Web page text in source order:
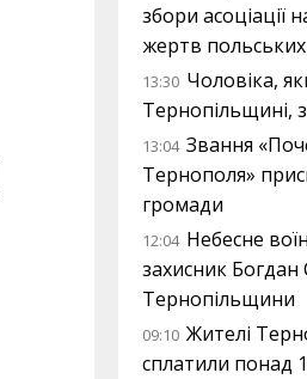
збори асоціації
жертв польських
13:30 Чоловіка,
Тернопільщині,
13:04 Звання
Тернополя»
громади
12:04 Небесне
захисник Богдан
Тернопільщини
09:10 Жителі
сплатили понад